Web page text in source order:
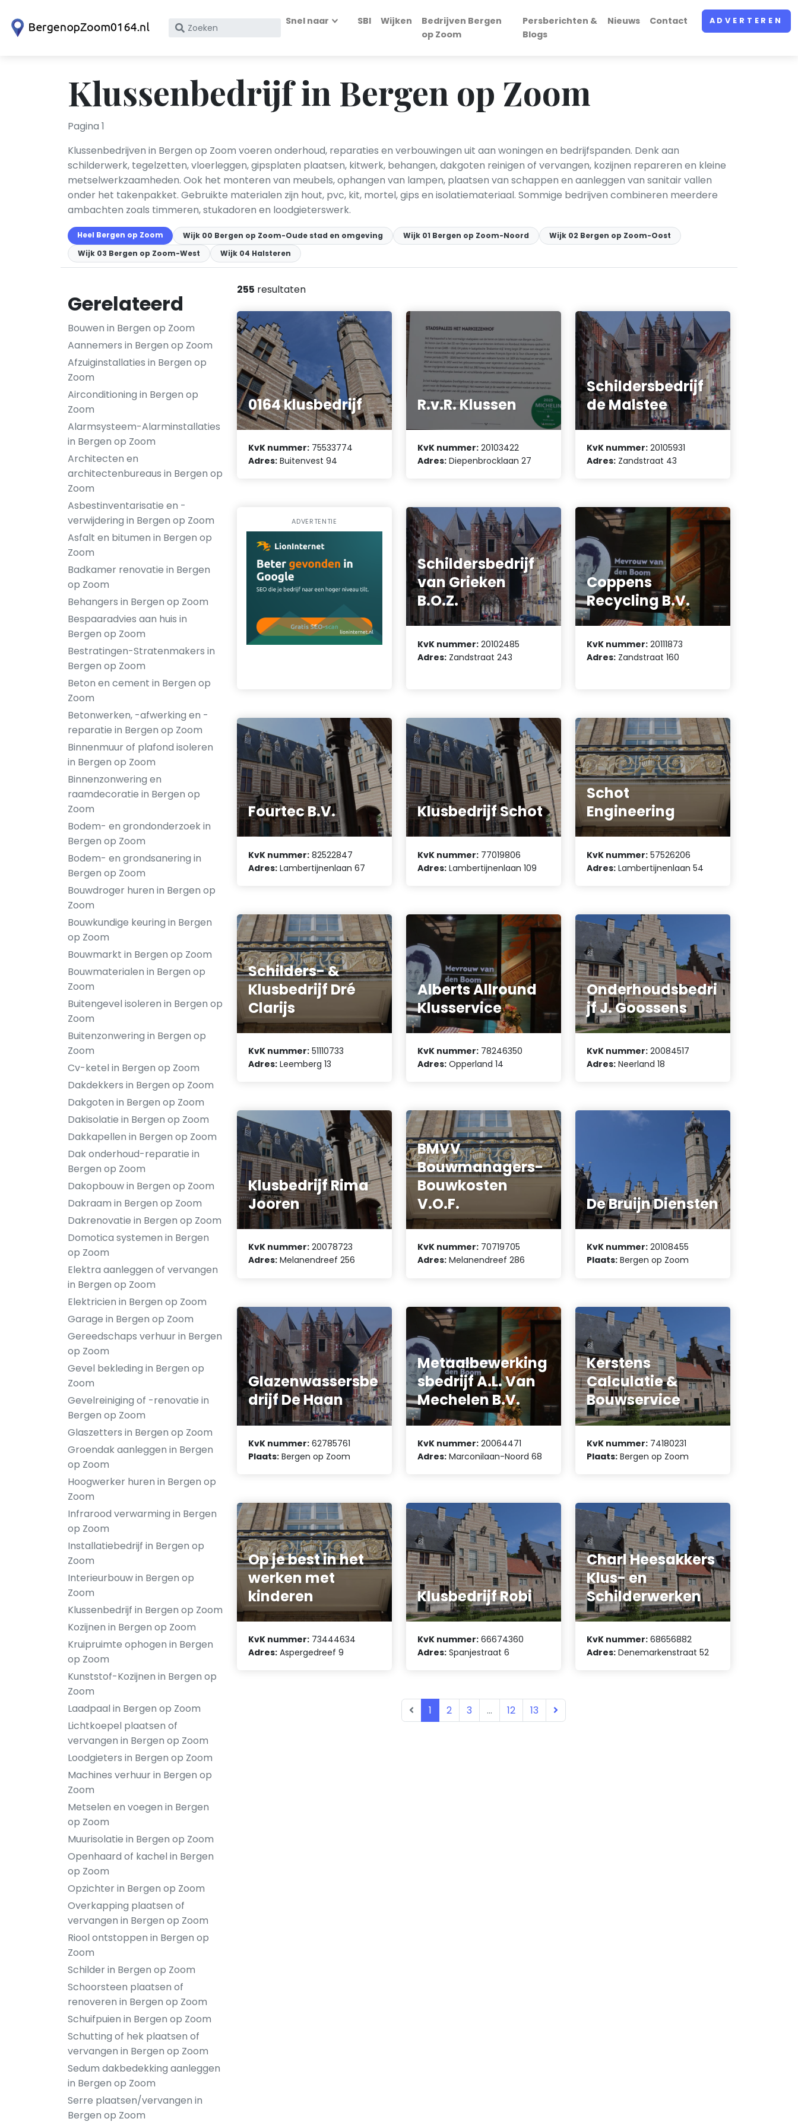
Zoek
KvK
nummer
Snel naar SBI Wijken
Bedrijven Bergen
op Zoom
Persberichten &
Blogs
Nieuws Contact ADVERTEREN
Klussenbedrijf in Bergen op Zoom
Pagina 1
Klussenbedrijven in Bergen op Zoom voeren onderhoud, reparaties en verbouwingen uit aan woningen en bedrijfspanden. Denk aan
schilderwerk, tegelzetten, vloerleggen, gipsplaten plaatsen, kitwerk, behangen, dakgoten reinigen of vervangen, kozijnen repareren en kleine
metselwerkzaamheden. Ook het monteren van meubels, ophangen van lampen, plaatsen van schappen en aanleggen van sanitair vallen
onder het takenpakket. Gebruikte materialen zijn hout, pvc, kit, mortel, gips en isolatiemateriaal. Sommige bedrijven combineren meerdere
ambachten zoals timmeren, stukadoren en loodgieterswerk.
Heel Bergen op Zoom Wijk 00 Bergen op Zoom-Oude stad en omgeving Wijk 01 Bergen op Zoom-Noord
Wijk 02 Bergen op Zoom-Oost
Wijk 03 Bergen op Zoom-West
Wijk 04 Halsteren
Gerelateerd
Bouwen in Bergen op Zoom
Aannemers in Bergen op Zoom
Afzuiginstallaties in Bergen op
Zoom
Airconditioning in Bergen op
Zoom
Alarmsysteem-Alarminstallaties
in Bergen op Zoom
Architecten en
architectenbureaus in Bergen op
Zoom
Asbestinventarisatie en -
verwijdering in Bergen op Zoom
Asfalt en bitumen in Bergen op
Zoom
Badkamer renovatie in Bergen
op Zoom
Behangers in Bergen op Zoom
Bespaaradvies aan huis in
Bergen op Zoom
Bestratingen-Stratenmakers in
Bergen op Zoom
Beton en cement in Bergen op
Zoom
Betonwerken, -afwerking en -
reparatie in Bergen op Zoom
Binnenmuur of plafond isoleren
in Bergen op Zoom
Binnenzonwering en
raamdecoratie in Bergen op
Zoom
Bodem- en grondonderzoek in
Bergen op Zoom
Bodem- en grondsanering in
Bergen op Zoom
Bouwdroger huren in Bergen op
Zoom
Bouwkundige keuring in Bergen
op Zoom
Bouwmarkt in Bergen op Zoom
Bouwmaterialen in Bergen op
Zoom
Buitengevel isoleren in Bergen op
Zoom
Buitenzonwering in Bergen op
Zoom
Cv-ketel in Bergen op Zoom
Dakdekkers in Bergen op Zoom
Dakgoten in Bergen op Zoom
Dakisolatie in Bergen op Zoom
Dakkapellen in Bergen op Zoom
Dak onderhoud-reparatie in
Bergen op Zoom
Dakopbouw in Bergen op Zoom
Dakraam in Bergen op Zoom
Dakrenovatie in Bergen op Zoom
Domotica systemen in Bergen
op Zoom
Elektra aanleggen of vervangen
in Bergen op Zoom
Elektricien in Bergen op Zoom
Garage in Bergen op Zoom
Gereedschaps verhuur in Bergen
op Zoom
Gevel bekleding in Bergen op
Zoom
Gevelreiniging of -renovatie in
Bergen op Zoom
Glaszetters in Bergen op Zoom
Groendak aanleggen in Bergen
op Zoom
Hoogwerker huren in Bergen op
Zoom
Infrarood verwarming in Bergen
op Zoom
Installatiebedrijf in Bergen op
Zoom
Interieurbouw in Bergen op
Zoom
Klussenbedrijf in Bergen op Zoom
Kozijnen in Bergen op Zoom
Kruipruimte ophogen in Bergen
op Zoom
Kunststof-Kozijnen in Bergen op
Zoom
Laadpaal in Bergen op Zoom
Lichtkoepel plaatsen of
vervangen in Bergen op Zoom
Loodgieters in Bergen op Zoom
Machines verhuur in Bergen op
Zoom
Metselen en voegen in Bergen
op Zoom
Muurisolatie in Bergen op Zoom
Openhaard of kachel in Bergen
op Zoom
Opzichter in Bergen op Zoom
Overkapping plaatsen of
vervangen in Bergen op Zoom
Riool ontstoppen in Bergen op
Zoom
Schilder in Bergen op Zoom
Schoorsteen plaatsen of
renoveren in Bergen op Zoom
Schuifpuien in Bergen op Zoom
Schutting of hek plaatsen of
vervangen in Bergen op Zoom
Sedum dakbedekking aanleggen
in Bergen op Zoom
Serre plaatsen/vervangen in
Bergen op Zoom
255 resultaten
0164 klusbedrijf
KvK nummer: 75533774
Adres: Buitenvest 94
R.v.R. Klussen
KvK nummer: 20103422
Adres: Diepenbrocklaan 27
Schildersbedrijf
de Malstee
KvK nummer: 20105931
Adres: Zandstraat 43
ADVERTENTIE
Schildersbedrijf
van Grieken
B.O.Z.
KvK nummer: 20102485
Adres: Zandstraat 243
Coppens
Recycling B.V.
KvK nummer: 20111873
Adres: Zandstraat 160
Fourtec B.V.
KvK nummer: 82522847
Adres: Lambertijnenlaan 67
Klusbedrijf Schot
KvK nummer: 77019806
Adres: Lambertijnenlaan 109
Schot
Engineering
KvK nummer: 57526206
Adres: Lambertijnenlaan 54
Schilders- &
Klusbedrijf Dré
Clarijs
KvK nummer: 51110733
Adres: Leemberg 13
Alberts Allround
Klusservice
KvK nummer: 78246350
Adres: Opperland 14
Onderhoudsbedri
jf J. Goossens
KvK nummer: 20084517
Adres: Neerland 18
Klusbedrijf Rima
Jooren
KvK nummer: 20078723
Adres: Melanendreef 256
BMVV
Bouwmanagers-
Bouwkosten
V.O.F.
KvK nummer: 70719705
Adres: Melanendreef 286
De Bruijn Diensten
KvK nummer: 20108455
Plaats: Bergen op Zoom
Glazenwassersbe
drijf De Haan
KvK nummer: 62785761
Plaats: Bergen op Zoom
Metaalbewerking
sbedrijf A.L. Van
Mechelen B.V.
KvK nummer: 20064471
Adres: Marconilaan-Noord 68
Kerstens
Calculatie &
Bouwservice
KvK nummer: 74180231
Plaats: Bergen op Zoom
Op je best in het
werken met
kinderen
KvK nummer: 73444634
Adres: Aspergedreef 9
Klusbedrijf Robi
KvK nummer: 66674360
Adres: Spanjestraat 6
Charl Heesakkers
Klus- en
Schilderwerken
KvK nummer: 68656882
Adres: Denemarkenstraat 52
1 2 3 ... 12 13